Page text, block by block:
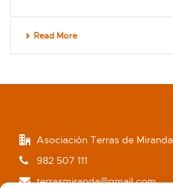
Read More
Asociación Terras de Miranda
982 507 111
terrasmiranda@gmail.com